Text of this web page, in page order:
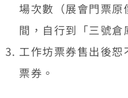
場次數（展會門票
間，自行到「三號
工作坊票券售出後
票券。